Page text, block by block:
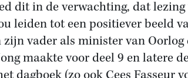
dit in de verwachting, dat lezing
leiden tot een positiever beeld
zijn vader als minister van
maakte voor deel 9 en latere